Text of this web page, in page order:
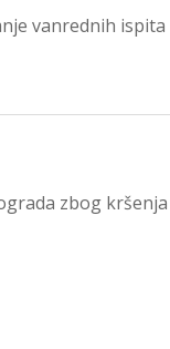
vanrednih ispita
zbog kršenja